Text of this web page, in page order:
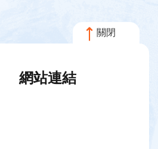
關閉
網站連結